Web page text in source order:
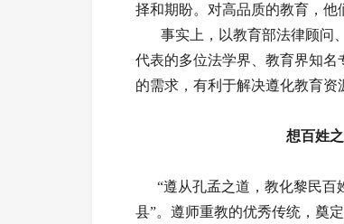
择和期盼。对高品质的教育，他
事实上，以教育部法律顾问、
代表的多位法学界、教育界知
的需求，有利于解决遵化教育资
想百姓
“遵从孔孟之道，教化黎民百
县”。遵师重教的优秀传统，奠